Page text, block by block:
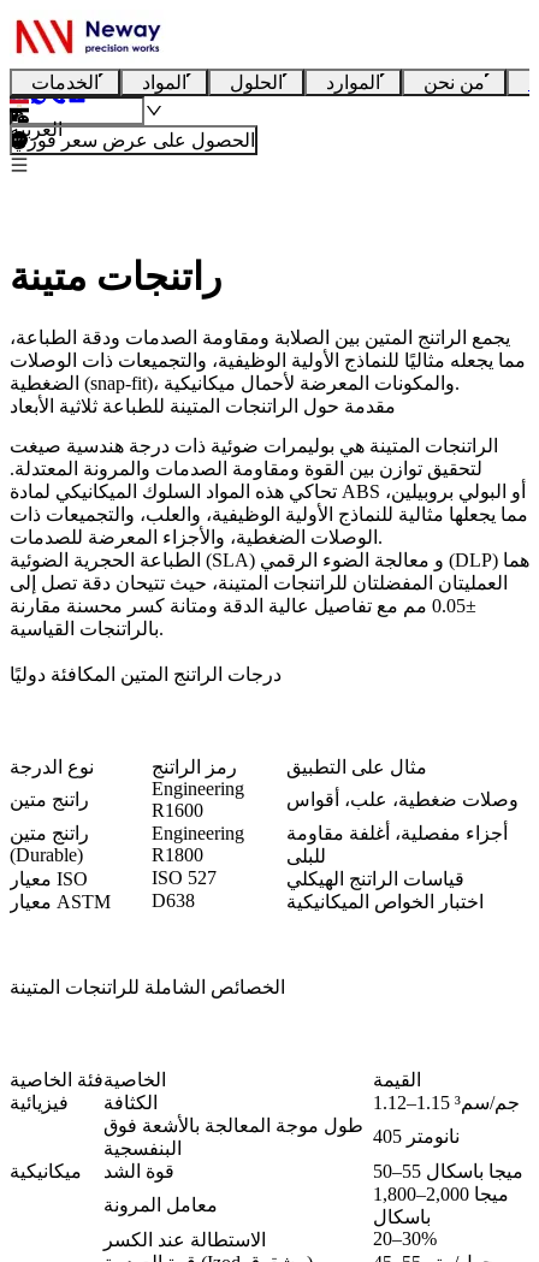
الخدمات المواد الحلول الموارد من نحن
العربية
الحصول على عرض سعر فوري
راتنجات متينة
يجمع الراتنج المتين بين الصلابة ومقاومة الصدمات ودقة الطباعة،
مما يجعله مثاليًا للنماذج الأولية الوظيفية، والتجميعات ذات الوصلات
الضغطية (snap-fit)، والمكونات المعرضة لأحمال ميكانيكية.
مقدمة حول الراتنجات المتينة للطباعة ثلاثية الأبعاد
الراتنجات المتينة هي بوليمرات ضوئية ذات درجة هندسية صيغت
لتحقيق توازن بين القوة ومقاومة الصدمات والمرونة المعتدلة.
تحاكي هذه المواد السلوك الميكانيكي لمادة ABS أو البولي بروبيلين،
مما يجعلها مثالية للنماذج الأولية الوظيفية، والعلب، والتجميعات ذات
الوصلات الضغطية، والأجزاء المعرضة للصدمات.
الطباعة الحجرية الضوئية (SLA)
و معالجة الضوء الرقمي (DLP)
العمليتان المفضلتان للراتنجات المتينة، حيث تتيحان دقة تصل إلى
±0.05 مم مع تفاصيل عالية الدقة ومتانة كسر محسنة مقارنة
بالراتنجات القياسية.
درجات الراتنج المتين المكافئة دوليًا
نوع الدرجة رمز الراتنج
مثال على التطبيق
راتنج متين
Engineering
R1600
وصلات ضغطية، علب، أقواس
راتنج متين
(Durable)
Engineering
R1800
أجزاء مفصلية، أغلفة مقاومة
للبلى
معيار ISO
ISO 527
قياسات الراتنج الهيكلي
معيار ASTM
D638 اختبار الخواص الميكانيكية
الخصائص الشاملة للراتنجات المتينة
فئة الخاصيةالخاصية
القيمة
فيزيائية
الكثافة
1.12–1.15 جم/سم³
طول موجة المعالجة بالأشعة فوق
البنفسجية
405 نانومتر
ميكانيكية
قوة الشد
50–55 ميجا باسكال
معامل المرونة
1,800–2,000 ميجا
باسكال
الاستطالة عند الكسر
20–30%